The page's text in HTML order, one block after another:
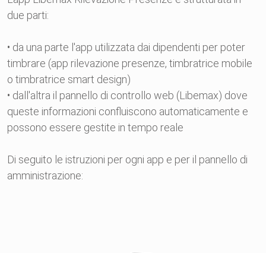
due parti:
• da una parte l'app utilizzata dai dipendenti per poter
timbrare (app rilevazione presenze, timbratrice mobile
o timbratrice smart design)
• dall'altra il pannello di controllo web (Libemax) dove
queste informazioni confluiscono automaticamente e
possono essere gestite in tempo reale
Di seguito le istruzioni per ogni app e per il pannello di
amministrazione: